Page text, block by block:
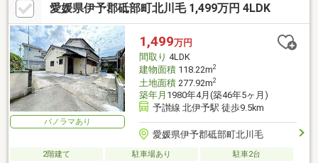
愛媛県伊予郡砥部町北川毛 1,499万円 4LDK
パノラマあり
1,499万円
間取り 4LDK
建物面積118.22m2
土地面積277.92m2
築年月 1980年4月(築46年5ヶ月)
予讃線 北伊予駅 徒歩9.5km
愛媛県伊予郡砥部町北川毛
2階建て 駐車場あり 駐車2台